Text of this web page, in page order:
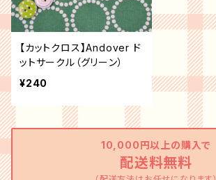
【カットクロス】Andover ド
ットサークル（グリーン）
¥240
10,000円以上の購入で
配送料無料